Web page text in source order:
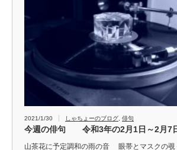
2021/1/30 しゃちょーのブログ 俳句
今週の俳句 令和3年の2月1日～2月7
山茶花に予定調和の雨の音 眼帯とマスクの覗